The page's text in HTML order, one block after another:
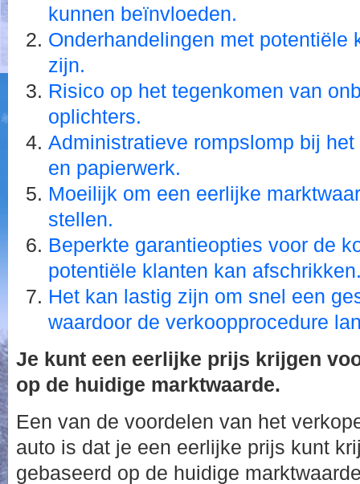
kunnen beïnvloeden.
Onderhandelingen met potentiële
zijn.
Risico op het tegenkomen van
oplichters.
Administratieve rompslomp bij
en papierwerk.
Moeilijk om een eerlijke
stellen.
Beperkte garantieopties voor de
potentiële klanten kan
Het kan lastig zijn om snel een
waardoor de verkoopprocedure
Je kunt een eerlijke prijs krijgen
op de huidige marktwaarde.
Een van de voordelen van het
auto is dat je een eerlijke prijs kunt
gebaseerd op de huidige